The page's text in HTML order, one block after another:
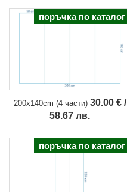
поръчка по каталог
200x140cm (4 части) 30.00 € /
58.67 лв.
поръчка по каталог